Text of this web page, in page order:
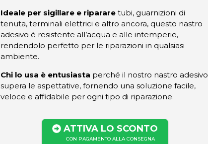
Ideale per sigillare e riparare tubi, guarnizioni di
tenuta, terminali elettrici e altro ancora, questo nastro
adesivo è resistente all’acqua e alle intemperie,
rendendolo perfetto per le riparazioni in qualsiasi
ambiente.
Chi lo usa è entusiasta perché il nostro nastro adesivo
supera le aspettative, fornendo una soluzione facile,
veloce e affidabile per ogni tipo di riparazione.
ATTIVA LO SCONTO
CON PAGAMENTO ALLA CONSEGNA